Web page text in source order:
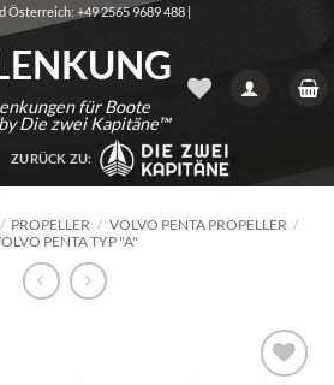
+49 2565 9689 488 |
für Boote
Die zwei Kapitäne™
ZURÜCK ZU:
/ PROPELLER / VOLVO PENTA PROPELLER /
PENTA TYP "A"